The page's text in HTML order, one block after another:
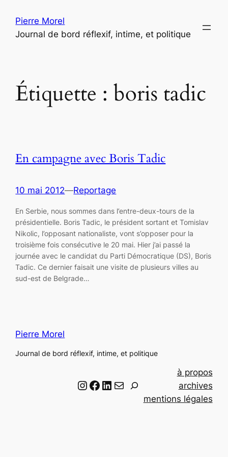
contenu
Pierre Morel
Journal de bord réflexif, intime, et politique
Étiquette :boris tadic
En campagne avec Boris Tadic
10 mai 2012—Reportage
En Serbie, nous sommes dans l’entre-deux-tours de la
présidentielle. Boris Tadic, le président sortant et Tomislav
Nikolic, l’opposant nationaliste, vont s’opposer pour la
troisième fois consécutive le 20 mai. Hier j’ai passé la
journée avec le candidat du Parti Démocratique (DS), Boris
Tadic. Ce dernier faisait une visite de plusieurs villes au
sud-est de Belgrade…
Pierre Morel
Journal de bord réflexif, intime, et politique
Instagram Facebook LinkedIn Email
à propos
archives
mentions légales